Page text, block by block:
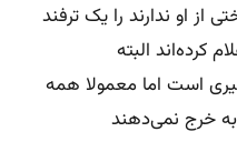
از او ندارند را یک ترفند
کرده‌اند البته
است اما معمولا همه
خرج نمی‌دهند